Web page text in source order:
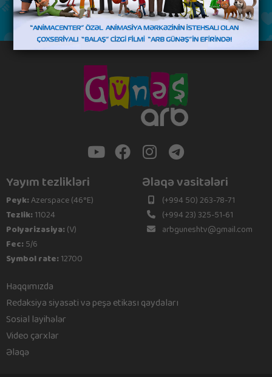
Yayım tezlikləri
Peyk:Azerspace (46°E)
Tezlik:11024
Polyarizasiya:(V)
Fec:5/6
Symbol rate:12700
Əlaqə vasitələri
(+994 50) 263-78-71
(+994 23) 325-51-61
arbguneshtv@gmail.com
Haqqımızda
Redaksiya siyasəti və peşə etikası qaydaları
Sosial layihələr
Video çarxlar
Əlaqə